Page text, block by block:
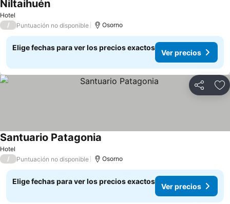
Hotel
ÑiltaihuénVer precios
/ Puntuación no disponible Osorno
Elige fechas para ver los precios exactos
Ver precios
Compartir
Hotel
Santuario Patagonia
/ Puntuación no disponible Osorno
Elige fechas para ver los precios exactos
Ver precios